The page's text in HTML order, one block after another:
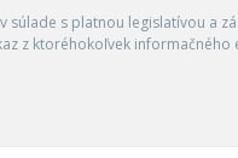
s platnou legislatívou a
z ktoréhokoľvek informačného